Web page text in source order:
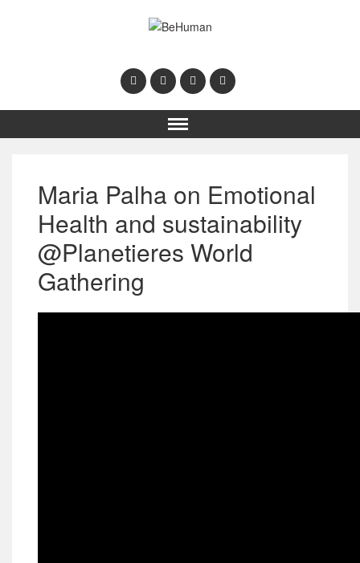
Maria Palha on Emotional
Health and sustainability
@Planetieres World
Gathering